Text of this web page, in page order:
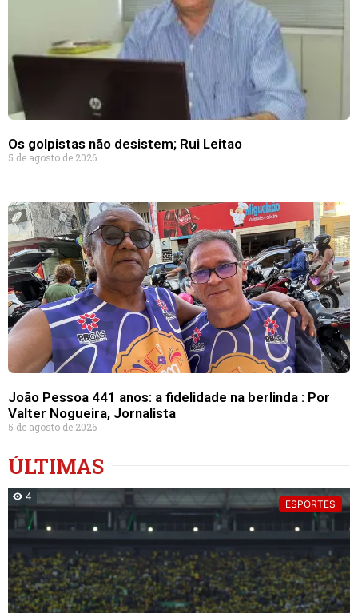
Os golpistas não desistem; Rui Leitao
5 de agosto de 2026
João Pessoa 441 anos: a fidelidade na berlinda : Por
Valter Nogueira, Jornalista
5 de agosto de 2026
ÚLTIMAS
4
ESPORTES